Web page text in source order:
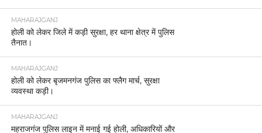
MAHARAJGANJ
होली को लेकर जिले में कड़ी सुरक्षा, हर थाना क्षेत्र में पुलिस
तैनात।
MAHARAJGANJ
होली को लेकर बृजमनगंज पुलिस का फ्लैग मार्च, सुरक्षा
व्यवस्था कड़ी।
MAHARAJGANJ
महराजगंज पुलिस लाइन में मनाई गई होली, अधिकारियों और